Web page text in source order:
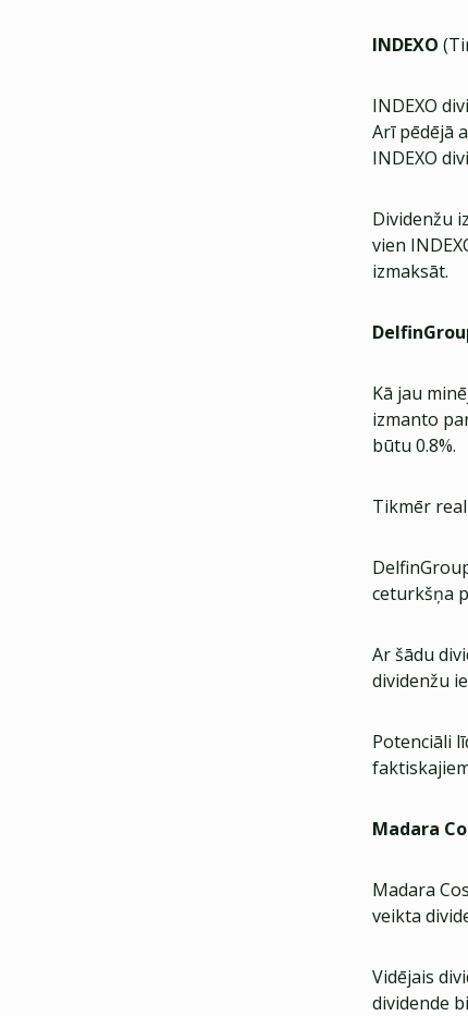
INDEXO
INDEXO
Arī pēdējā
INDEXO
Dividenžu
vien
izmaksāt.
Kā jau
izmanto
būtu 0.8%.
Tikmēr
ceturkšņa
Ar šādu
dividenžu
Potenciāli
Madara
Madara
veikta
Vidējais
dividende